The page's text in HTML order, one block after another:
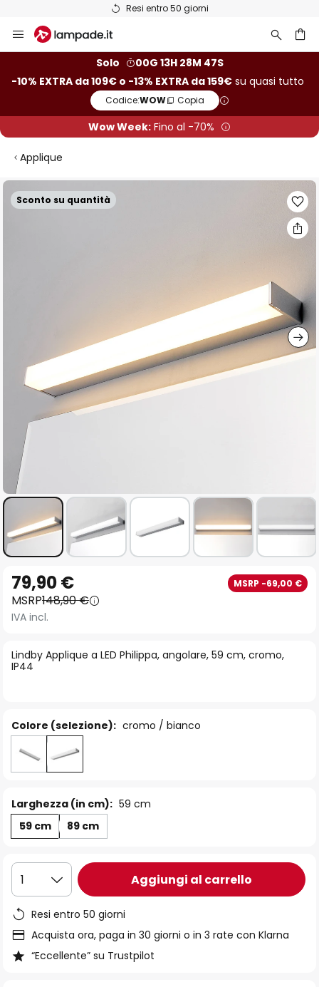
Resi entro 50 giorni
Salta
al
Solo
00G 13H 28M 46S
-10% EXTRA da 109€ o -13% EXTRA da 159€ su quasi tutto
Codice:WOW Copia
Wow Week: Fino al -70%
Applique
Sconto su quantità
Vai
alla
all'inizio
della
galleria
immagini
Lindby Applique a LED Philippa, angolare, 59 cm, cromo,
IP44
79,90 € MSRP -69,00 €
MSRP148,90 €
IVA incl.
Colore (selezione): cromo / bianco
Larghezza (in cm): 59 cm
59 cm
89 cm
1 Aggiungi al carrello
Resi entro 50 giorni
Acquista ora, paga in 30 giorni o in 3 rate con Klarna
“Eccellente” su Trustpilot